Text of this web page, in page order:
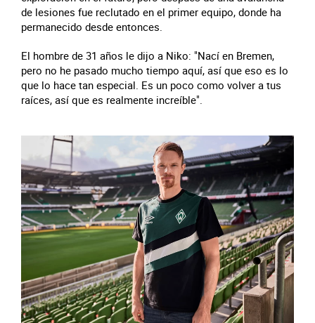
de lesiones fue reclutado en el primer equipo, donde ha
permanecido desde entonces.
El hombre de 31 años le dijo a Niko: "Nací en Bremen,
pero no he pasado mucho tiempo aquí, así que eso es lo
que lo hace tan especial. Es un poco como volver a tus
raíces, así que es realmente increíble".